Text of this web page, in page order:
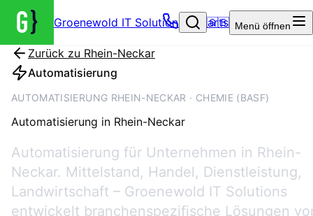
Groenewold IT Solutions – Startseite
🇬🇧 Menü öffnen
Zurück zu Rhein-Neckar
Automatisierung
AUTOMATISIERUNG RHEIN-NECKAR · CHEMIE (BASF)
Automatisierung in Rhein-Neckar
Automatisierung für Unternehmen in Rhein-
Neckar. Mittelstand, Handel, Dienstleistung,
Landwirtschaft – Groenewold IT Solutions
entwickelt branchenspezifische Lösungen